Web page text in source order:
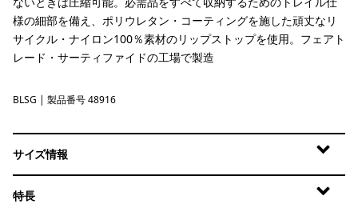
様の細部を備え、ポリウレタン・コーティングを施した頑丈なリ
サイクル・ナイロン100％素材のリップストップを使用。フェアト
レード・サーティファイドの工場で製造
Blue Sage
BLSG | 製品番号 48916
サイズ情報
特長